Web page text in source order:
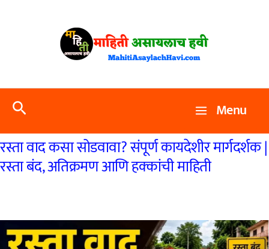
Search Menu
रस्ता वाद कसा सोडवावा? संपूर्ण कायदेशीर मार्गदर्शक |
रस्ता बंद, अतिक्रमण आणि हक्कांची माहिती